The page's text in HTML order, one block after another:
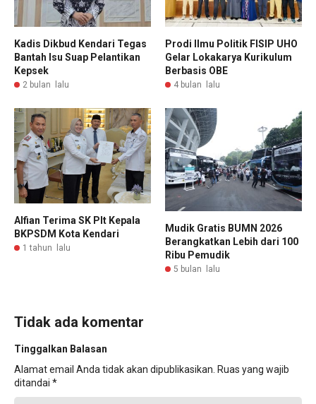
Kadis Dikbud Kendari Tegas
Bantah Isu Suap Pelantikan
Kepsek
2 bulan lalu
Prodi Ilmu Politik FISIP UHO
Gelar Lokakarya Kurikulum
Berbasis OBE
4 bulan lalu
Alfian Terima SK Plt Kepala
BKPSDM Kota Kendari
1 tahun lalu
Mudik Gratis BUMN 2026
Berangkatkan Lebih dari 100
Ribu Pemudik
5 bulan lalu
Tidak ada komentar
Tinggalkan Balasan
Alamat email Anda tidak akan dipublikasikan. Ruas yang wajib
ditandai *